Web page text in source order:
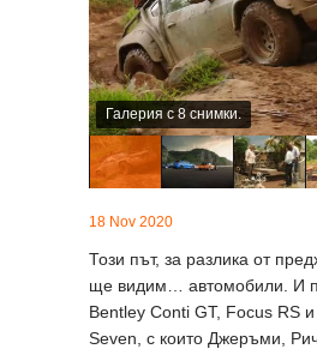
Галерия с 8 снимки.
18 Nov 2020
Този път, за разлика от
ще видим… автомобили. И
Bentley Conti GT, Focus RS
Seven, с които Джеръми,